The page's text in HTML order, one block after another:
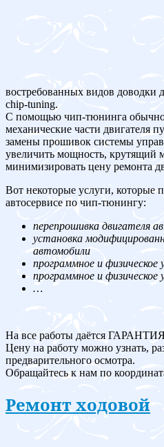
востребованных видов доводки
chip-tuning.
С помощью чип-тюнинга обычно
механические части двигателя
замены прошивок системы
увеличить мощность, крутящий
минимизировать цену ремонта
Вот некоторые услуги, которые
автосервисе по чип-тюнингу:
перепрошивка двигателя
установка
автомобили
программное и физическое
программное и
…
На все работы даётся
Цену на работу можно узнать,
предварительного осмотра.
Обращайтесь к нам по
Ремонт ходовой